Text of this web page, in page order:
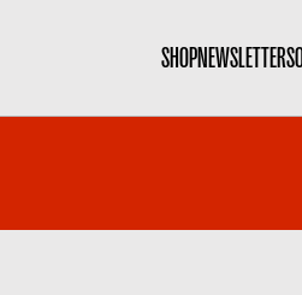
SHOPNEWSLETTER